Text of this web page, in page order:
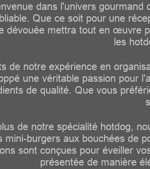
dans l'univers gourmand
Que ce soit pour une
dévouée mettra tout en œuvre
les
de notre expérience en
une véritable passion pour
de qualité. Que vous
de notre spécialité hotdog,
mini-burgers aux bouchées de
sont conçues pour éveiller
présentée de manière